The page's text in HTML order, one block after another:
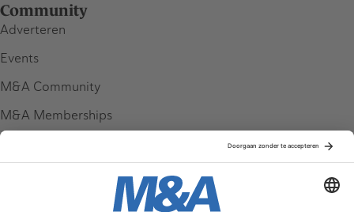
Community
Adverteren
Events
M&A Community
M&A Memberships